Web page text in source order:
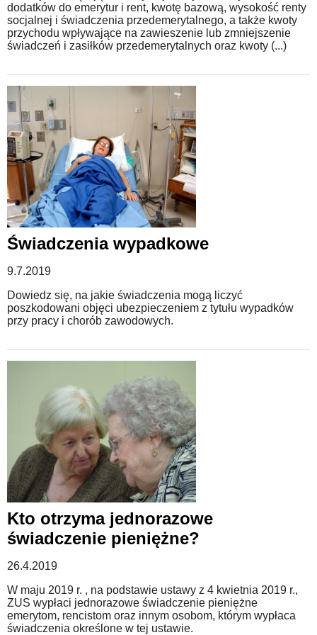
dodatków do emerytur i rent, kwotę bazową, wysokość renty
socjalnej i świadczenia przedemerytalnego, a także kwoty
przychodu wpływające na zawieszenie lub zmniejszenie
świadczeń i zasiłków przedemerytalnych oraz kwoty (...)
Świadczenia wypadkowe
9.7.2019
Dowiedz się, na jakie świadczenia mogą liczyć
poszkodowani objęci ubezpieczeniem z tytułu wypadków
przy pracy i chorób zawodowych.
Kto otrzyma jednorazowe
świadczenie pieniężne?
26.4.2019
W maju 2019 r. , na podstawie ustawy z 4 kwietnia 2019 r.,
ZUS wypłaci jednorazowe świadczenie pieniężne
emerytom, rencistom oraz innym osobom, którym wypłaca
świadczenia określone w tej ustawie.